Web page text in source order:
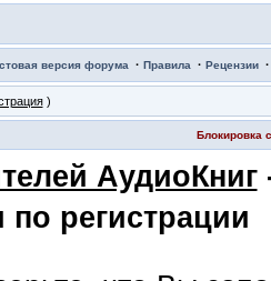
версия форума · Правила · Рецензии
)
Блокировка
АудиоКниг
по регистрации